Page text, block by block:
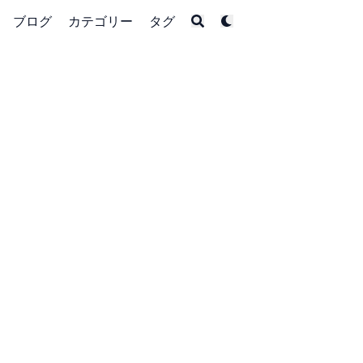
ブログ カテゴリー タグ